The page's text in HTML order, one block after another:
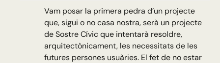
Vam posar la primera pedra d’un projecte
que, sigui o no casa nostra, serà un projecte
de Sostre Cívic que intentarà resoldre,
arquitectònicament, les necessitats de les
futures persones usuàries. El fet de no estar